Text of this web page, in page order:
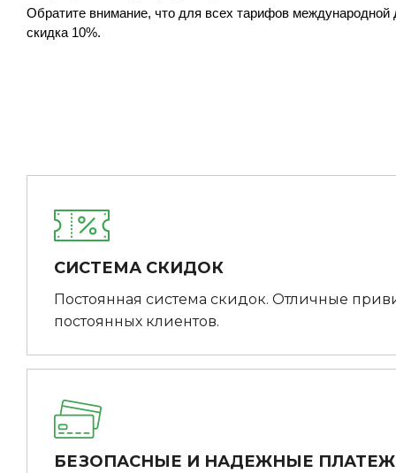
Обратите внимание, что для всех тарифов международной
скидка 10%.
СИСТЕМА СКИДОК
Постоянная система скидок. Отличные
постоянных клиентов.
БЕЗОПАСНЫЕ И НАДЕЖНЫЕ